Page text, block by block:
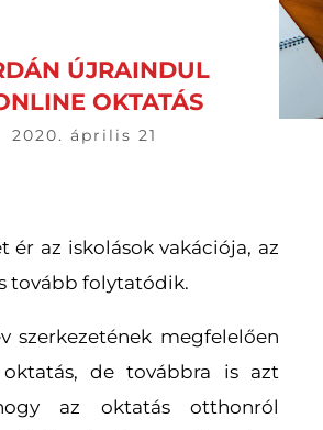
ÚJRAINDUL
OKTATÁS
2020. április 21
ér az iskolások vakációja, az
tovább folytatódik.
szerkezetének megfelelően
de továbbra is azt
az oktatás otthonról